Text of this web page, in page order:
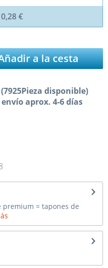
0,28 €
a la cesta
disponible)
aprox. 4-6 días
= tapones de